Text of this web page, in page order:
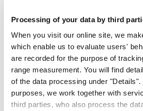
Processing of your data by third
When you visit our online site, we
which enable us to evaluate users'
are recorded for the purpose of
range measurement. You will find
of the data processing under "Details".
purposes, we work together with
third parties, who also process the
personalizados con
HISTORIA